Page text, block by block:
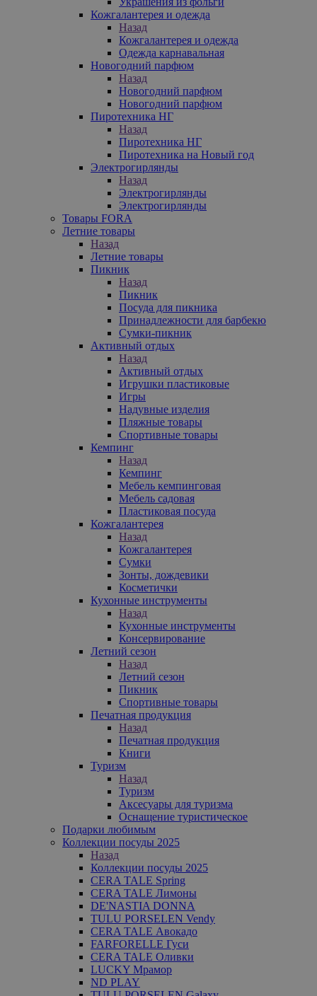
Кожгалантерея и одежда
Назад
Кожгалантерея и одежда
Одежда карнавальная
Новогодний парфюм
Назад
Новогодний парфюм
Новогодний парфюм
Пиротехника НГ
Назад
Пиротехника НГ
Пиротехника на Новый год
Электрогирлянды
Назад
Электрогирлянды
Электрогирлянды
Товары FORA
Летние товары
Назад
Летние товары
Пикник
Назад
Пикник
Посуда для пикника
Принадлежности для барбекю
Сумки-пикник
Активный отдых
Назад
Активный отдых
Игрушки пластиковые
Игры
Надувные изделия
Пляжные товары
Спортивные товары
Кемпинг
Назад
Кемпинг
Мебель кемпинговая
Мебель садовая
Пластиковая посуда
Кожгалантерея
Назад
Кожгалантерея
Сумки
Зонты, дождевики
Косметички
Кухонные инструменты
Назад
Кухонные инструменты
Консервирование
Летний сезон
Назад
Летний сезон
Пикник
Спортивные товары
Печатная продукция
Назад
Печатная продукция
Книги
Туризм
Назад
Туризм
Аксесуары для туризма
Оснащение туристическое
Подарки любимым
Коллекции посуды 2025
Назад
Коллекции посуды 2025
CERA TALE Spring
CERA TALE Лимоны
DE'NASTIA DONNA
TULU PORSELEN Vendy
CERA TALE Авокадо
FARFORELLE Гуси
CERA TALE Оливки
LUCKY Мрамор
ND PLAY